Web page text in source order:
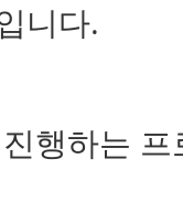
니다.
행하는